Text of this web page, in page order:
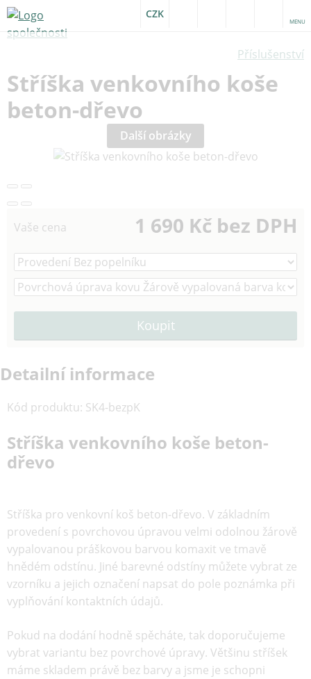
CZK
MENU
Příslušenství
Stříška venkovního koše
beton-dřevo
Další obrázky
Vaše cena 1 690 Kč bez DPH
Detailní informace
Kód produktu: SK4-bezpK
Stříška venkovního koše beton-
dřevo
Stříška pro venkovní koš beton-dřevo. V základním
provedení s povrchovou úpravou velmi odolnou žárově
vypalovanou práškovou barvou komaxit ve tmavě
hnědém odstínu. Jiné barevné odstíny můžete vybrat ze
vzorníku a jejich označení napsat do pole poznámka při
vyplňování kontaktních údajů.
Pokud na dodání hodně spěcháte, tak doporučujeme
vybrat variantu bez povrchové úpravy. Většinu stříšek
máme skladem právě bez barvy a jsme je schopni